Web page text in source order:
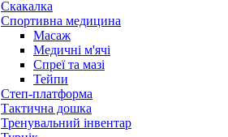
Скакалка
Спортивна медицина
Масаж
Медичні м'ячі
Спреї та мазі
Тейпи
Степ-платформа
Тактична дошка
Тренувальний інвентар